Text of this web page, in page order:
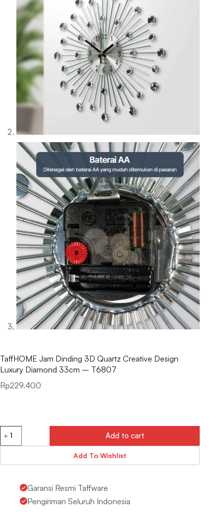
TaffHOME Jam Dinding 3D Quartz Creative Design
Luxury Diamond 33cm – T6807
Rp229.400
Add to cart
Add To Wishlist
Garansi Resmi Taffware
Pengiriman Seluruh Indonesia